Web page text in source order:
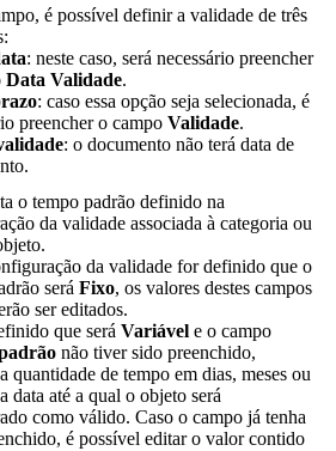
é possível definir a validade de três
: neste caso, será necessário preencher
Data Validade.
: caso essa opção seja selecionada, é
preencher o campoValidade.
: o documento não terá data de
o tempo padrão definido na
da validade associada à categoria ou
da validade for definido que o
seráFixo, os valores destes campos
ser editados.
que seráVariável e o campo
não tiver sido preenchido,
quantidade de tempo em dias, meses ou
data até a qual o objeto será
como válido. Caso o campo já tenha
é possível editar o valor contido